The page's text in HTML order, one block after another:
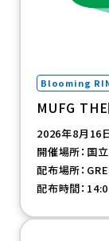
Blooming
MUFG
2026年8月16日
開催場所：国
配布場所：
配布時間：
（新規タブで開き